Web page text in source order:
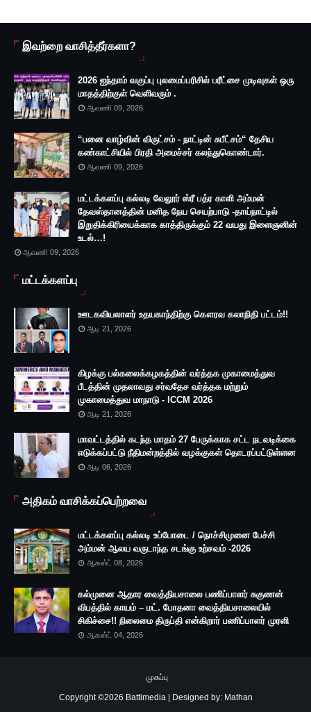
இவற்றை வாசித்தீர்களா?
2026 ஐந்தாம் வகுப்பு புலமைப்பரிசில் பரீட்சை முடிவுகள் ஒரு
மாதத்திற்குள் வெளிவரும் .
ஆவணி 09, 2026
“பனை வாழ்வின் விருட்சம் - நாட்டின் சுபீட்சம்“ தேசிய
கண்காட்சியில் பிரதி அமைச்சர் கலந்துகொண்டார்.
ஆவணி 09, 2026
மட்டக்களப்பு கல்லடி வேலூர் ஸ்ரீ பத்ர காளி அம்மன்
தேவஸ்தானத்தின் மனித நேய செயற்பாடு -தாய்நாட்டில்
இறுதிக்கிரியைக்காக காத்திருக்கும் 22 வயது இளைஞனின்
உடல்…!
ஆவணி 09, 2026
மட்டக்களப்பு
ஊடகவியலாளர் உதயகாந்திற்கு கௌரவ கலாநிதி பட்டம்!!
ஆடி 21, 2026
கிழக்கு பல்கலைக்கழகத்தின் வர்த்தக முகாமைத்துவ
பீடத்தின் முதலாவது சர்வதேச வர்த்தக மற்றும்
முகாமைத்துவ மாநாடு - ICCM 2026
ஆடி 21, 2026
மாவட்டத்தில் கடந்த மாதம் 27 பேருக்காக சட்ட நடவடிக்கை
எடுக்கப்பட்டு நீதிமன்றத்தில் வழக்குகள் தொடரப்பட்டுள்ளன
ஆடி 06, 2026
அதிகம் வாசிக்கப்பெற்றவை
மட்டக்களப்பு கல்லடி உப்போடை / நொச்சிமுனை பேச்சி
அம்மன் ஆலய வருடாந்த சடங்கு உற்சவம் -2026
ஆகஸ்ட் 08, 2026
கல்முனை ஆதார வைத்தியசாலை பணிப்பாளர் சுகுணன்
விபத்தில் காயம் – மட். போதனா வைத்தியசாலையில்
சிகிச்சை!! நிலைமை திருப்தி என்கிறார் பணிப்பாளர் முரளி
ஆகஸ்ட் 04, 2026
முகப்பு
Copyright ©2026 Battimedia| Designed by: Mathan